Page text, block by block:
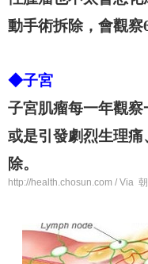
動手術拆除，會觀察
◆子宮
子宮肌瘤每一年觀
或是引發劇烈生理
除。
http://health.chosun.com / Via